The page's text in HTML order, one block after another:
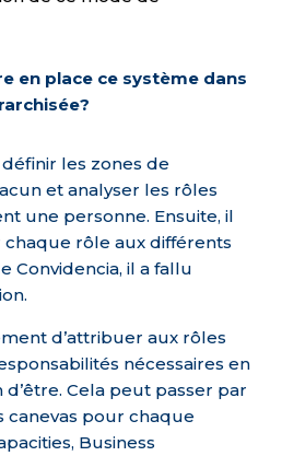
en place ce système dans
les zones de
et analyser les rôles
une personne. Ensuite, il
rôle aux différents
Convidencia, il a fallu
d’attribuer aux rôles
nécessaires en
d’être. Cela peut passer par
canevas pour chaque
Business